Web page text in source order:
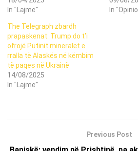
In "Lajme"
In
The Telegraph zbardh
prapaskenat: Trump do t’i
ofrojë Putinit mineralet e
rralla të Alaskës në këmbim
të paqes në Ukrainë
14/08/2025
In "Lajme"
Previous Post